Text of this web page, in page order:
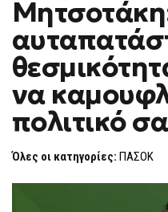
Η
ΔΕΝ
ΝΑ
ΤΟΝ
να
πολιτικό
Όλες οι κατηγορίες: ΠΑΣΟΚ